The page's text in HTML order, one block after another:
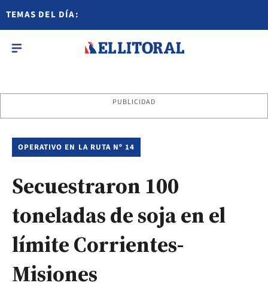
TEMAS DEL DÍA:
PUBLICIDAD
OPERATIVO EN LA RUTA Nº 14
Secuestraron 100
toneladas de soja en el
límite Corrientes-
Misiones